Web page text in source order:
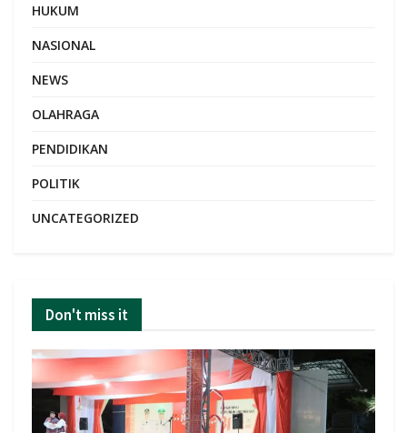
HUKUM
NASIONAL
NEWS
OLAHRAGA
PENDIDIKAN
POLITIK
UNCATEGORIZED
Don't miss it